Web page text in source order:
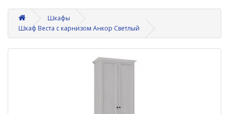
Шкафы
Шкаф Веста с карнизом Анкор Светлый